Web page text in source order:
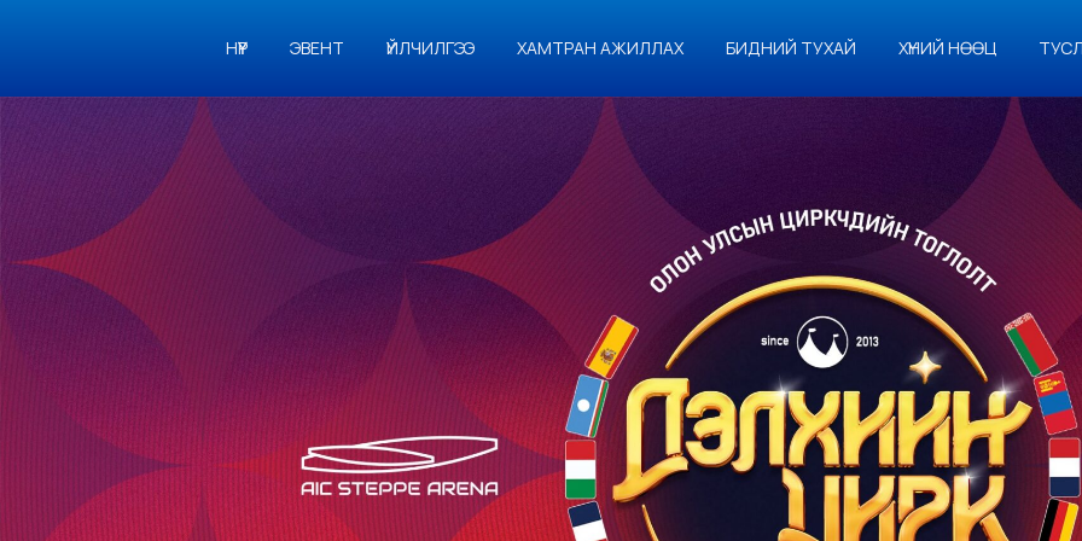
НҮҮР ЭВЕНТ ҮЙЛЧИЛГЭЭ ХАМТРАН АЖИЛЛАХ БИДНИЙ ТУХАЙ ХҮНИЙ НӨӨЦ